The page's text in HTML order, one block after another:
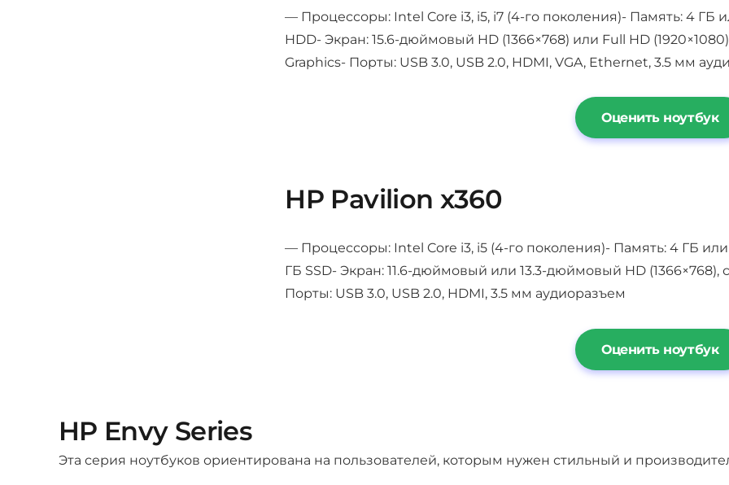
— Процессоры: Intel Core i3, i5, i7 (4-го поколения)- Память: 4 ГБ
HDD- Экран: 15.6-дюймовый HD (1366×768) или Full HD
Graphics- Порты: USB 3.0, USB 2.0, HDMI, VGA, Ethernet, 3.5 мм
Оценить ноутбук
HP Pavilion x360
— Процессоры: Intel Core i3, i5 (4-го поколения)- Память: 4 ГБ
ГБ SSD- Экран: 11.6-дюймовый или 13.3-дюймовый HD
Порты: USB 3.0, USB 2.0, HDMI, 3.5 мм аудиоразъем
Оценить ноутбук
HP Envy Series
Эта серия ноутбуков ориентирована на пользователей, которым нужен стильный и